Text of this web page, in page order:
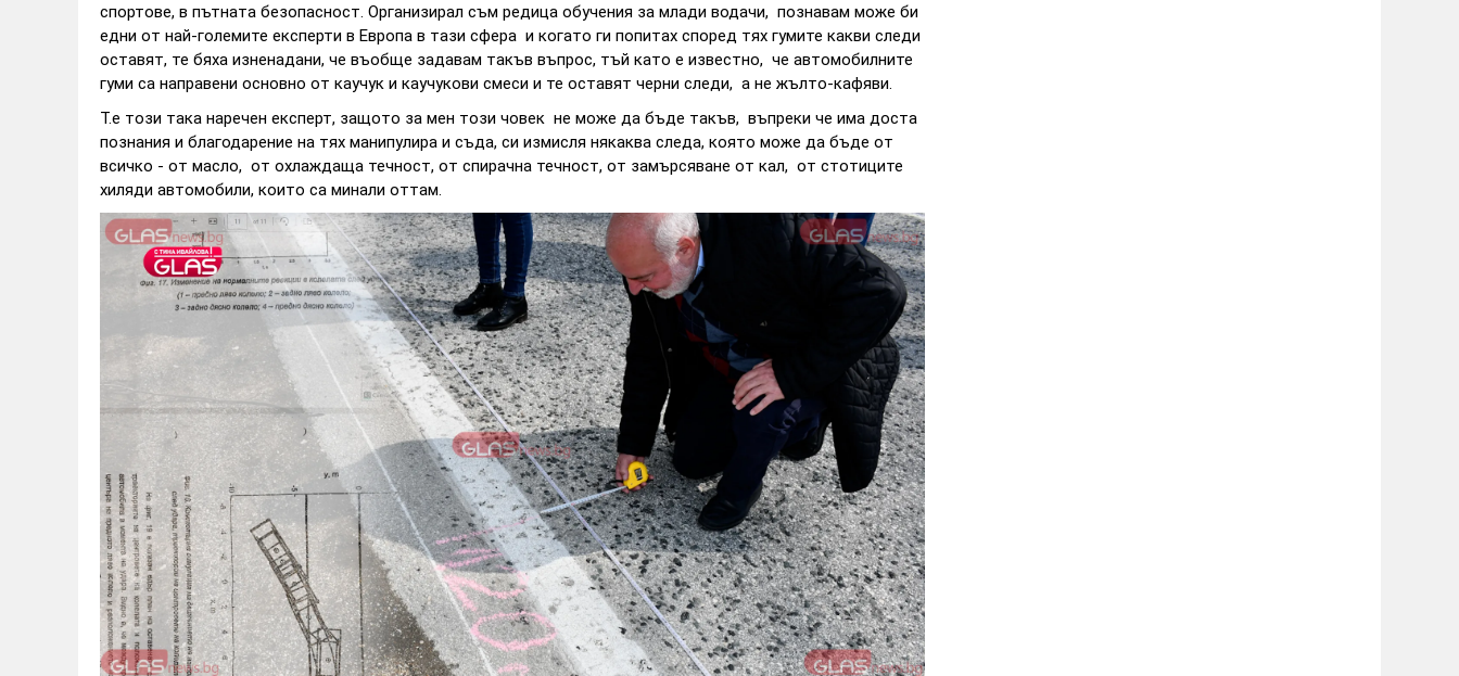
спортове, в пътната безопасност. Организирал съм редица обучения за млади водачи, познавам може би
едни от най-големите експерти в Европа в тази сфера и когато ги попитах според тях гумите какви следи
оставят, те бяха изненадани, че въобще задавам такъв въпрос, тъй като е известно, че автомобилните
гуми са направени основно от каучук и каучукови смеси и те оставят черни следи, а не жълто-кафяви.
Т.е този така наречен експерт, защото за мен този човек не може да бъде такъв, въпреки че има доста
познания и благодарение на тях манипулира и съда, си измисля някаква следа, която може да бъде от
всичко - от масло, от охлаждаща течност, от спирачна течност, от замърсяване от кал, от стотиците
хиляди автомобили, които са минали оттам.